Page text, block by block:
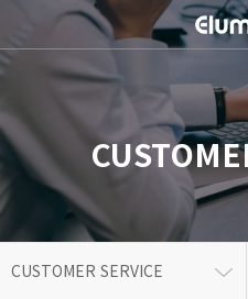
CUSTOMER SERVICE